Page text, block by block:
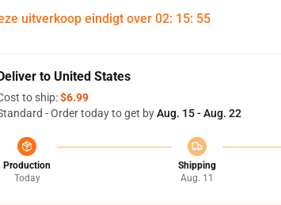
uitverkoop eindigt over 02: 15: 54
to United States
to ship:$6.99
- Order today to get byAug. 15 - Aug. 22
Production
Today
Shipping
Aug. 11